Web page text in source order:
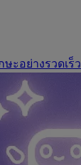
ะอย่างรวดเร็ว